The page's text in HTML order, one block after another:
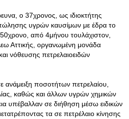
ο 37χρονος, ως ιδιοκτήτης
υγρών καυσίμων με έδρα το
από 4μήνου τουλάχιστον,
Αττικής, οργανωμένη μονάδα
νόθευσης πετρελαιοειδών
ανάμειξη ποσοτήτων πετρελαίου,
καθώς και άλλων υγρών χημικών
υπέβαλλαν σε διήθηση μέσω ειδικών
τα σε πετρέλαιο κίνησης